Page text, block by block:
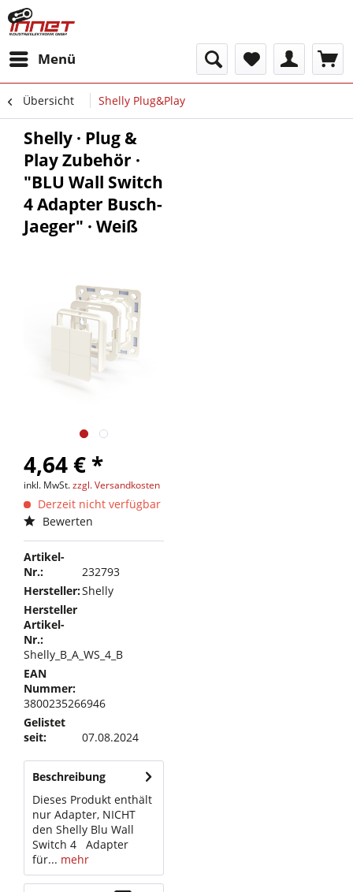
Menü
Übersicht Shelly Plug&Play
Shelly · Plug &
Play Zubehör ·
"BLU Wall Switch
4 Adapter Busch-
Jaeger" · Weiß
4,64 € *
inkl. MwSt.zzgl. Versandkosten
Derzeit nicht verfügbar
Bewerten
Artikel-
Nr.:
232793
Hersteller:Shelly
Hersteller
Artikel-
Nr.:
Shelly_B_A_WS_4_B
EAN
Nummer:
3800235266946
Gelistet
seit:
07.08.2024
Beschreibung
Dieses Produkt enthält
nur Adapter, NICHT
den Shelly Blu Wall
Switch 4 Adapter
für... mehr